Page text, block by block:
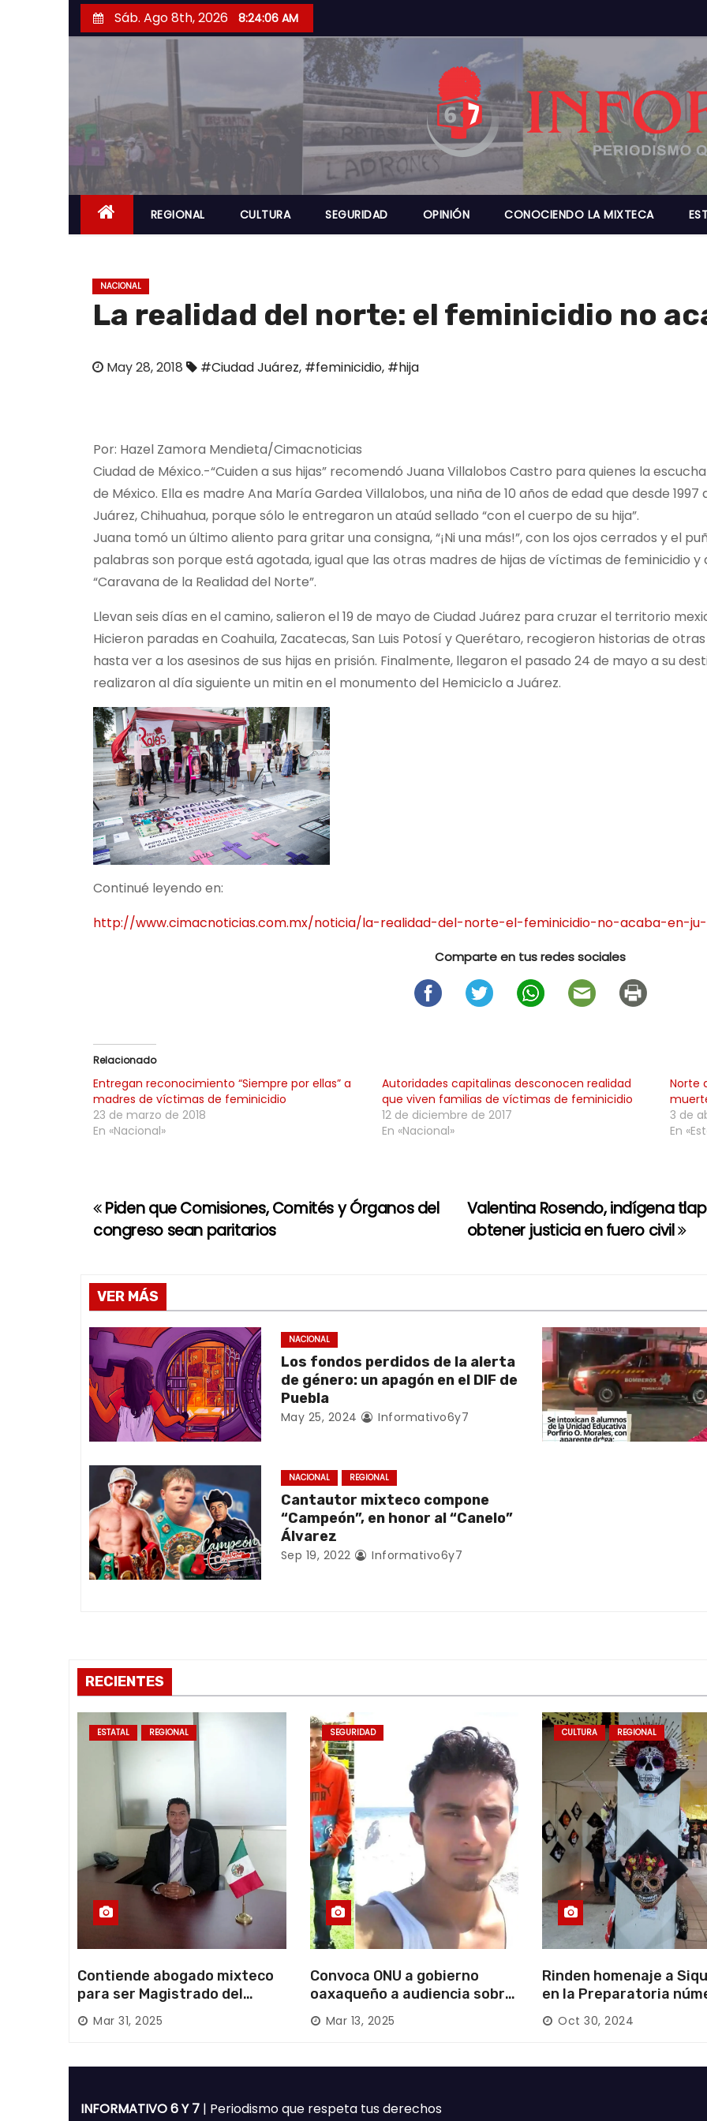
a
r
a
l
n
Sáb. Ago 8th, 2026 8:24:07 AM
REGIONAL CULTURA SEGURIDAD OPINIÓN CONOCIENDO LA MIXTECA
NACIONAL
La realidad del norte: el feminicidio no
May 28, 2018 #Ciudad Juárez, #feminicidio, #hija
Por: Hazel Zamora Mendieta/Cimacnoticias
Ciudad de México.-“Cuiden a sus hijas” recomendó Juana Villalobos Castro para quienes la
de México. Ella es madre Ana María Gardea Villalobos, una niña de 10 años de edad que desde
Juárez, Chihuahua, porque sólo le entregaron un ataúd sellado “con el cuerpo de su hija”.
Juana tomó un último aliento para gritar una consigna, “¡Ni una más!”, con los ojos cerrados y el
palabras son porque está agotada, igual que las otras madres de hijas de víctimas de feminicidio
“Caravana de la Realidad del Norte”.
Llevan seis días en el camino, salieron el 19 de mayo de Ciudad Juárez para cruzar el territorio
Hicieron paradas en Coahuila, Zacatecas, San Luis Potosí y Querétaro, recogieron historias de
hasta ver a los asesinos de sus hijas en prisión. Finalmente, llegaron el pasado 24 de mayo a su
realizaron al día siguiente un mitin en el monumento del Hemiciclo a Juárez.
Continué leyendo en:
http://www.cimacnoticias.com.mx/noticia/la-realidad-del-norte-el-feminicidio-no-acaba-en-
Comparte en tus redes sociales
Relacionado
Entregan reconocimiento “Siempre por ellas” a
madres de víctimas de feminicidio
23 de marzo de 2018
En «Nacional»
Autoridades capitalinas desconocen realidad
que viven familias de víctimas de feminicidio
12 de diciembre de 2017
En «Nacional»
Norte
3 de
En
N
v
e
g
a
c
i
n
d
e
t
r
a
s
Valentina Rosendo, indígena
obtener justicia en fuero civil
Piden que Comisiones, Comités y Órganos del
congreso sean paritarios
VER MÁS
NACIONAL
Los fondos perdidos de la alerta
de género: un apagón en el DIF de
Puebla
May 25, 2024 Informativo6y7
NACIONAL REGIONAL
Cantautor mixteco compone
“Campeón”, en honor al “Canelo”
Álvarez
Sep 19, 2022 Informativo6y7
RECIENTES
ESTATAL REGIONAL
Contiende abogado mixteco
para ser Magistrado del
Poder Judicial; es originario
de Huajuapan de León
Mar 31, 2025
SEGURIDAD
Convoca ONU a gobierno
oaxaqueño a audiencia sobre
desaparición forzada en la
Mixteca
Mar 13, 2025
CULTURA REGIONAL
Rinden homenaje a
en la Preparatoria
Oct 30, 2024
INFORMATIVO 6 Y 7 | Periodismo que respeta tus derechos